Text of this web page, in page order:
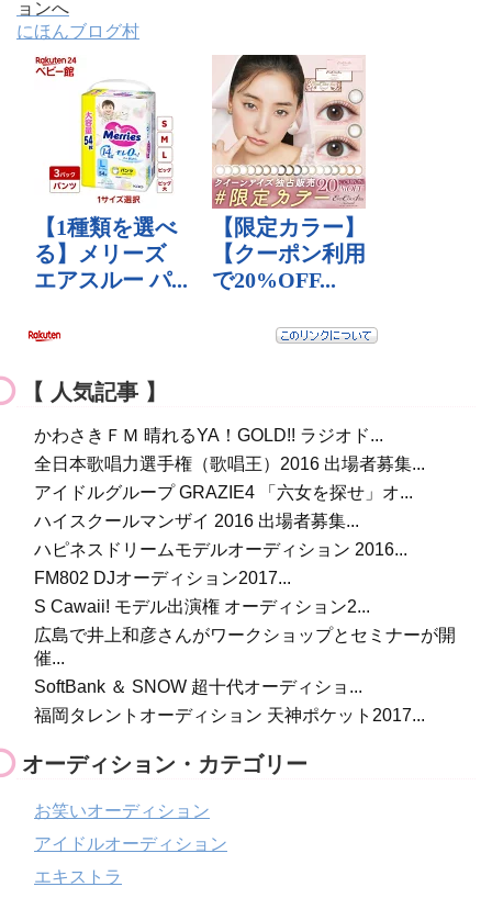
にほんブログ村
【 人気記事 】
かわさきＦＭ 晴れるYA！GOLD!! ラジオド...
全日本歌唱力選手権（歌唱王）2016 出場者募集...
アイドルグループ GRAZIE4 「六女を探せ」オ...
ハイスクールマンザイ 2016 出場者募集...
ハピネスドリームモデルオーディション 2016...
FM802 DJオーディション2017...
S Cawaii! モデル出演権 オーディション2...
広島で井上和彦さんがワークショップとセミナーが開
催...
SoftBank ＆ SNOW 超十代オーディショ...
福岡タレントオーディション 天神ポケット2017...
オーディション・カテゴリー
お笑いオーディション
アイドルオーディション
エキストラ